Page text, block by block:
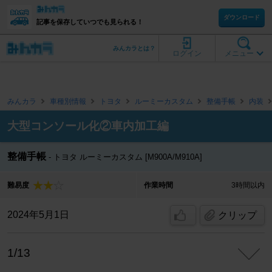
記事を保存していつでも見られる！
ダウンロード
メニュー
ログイン
みんカラとは？
みんカラ 車種別情報 トヨタ ルーミーカスタム 整備手帳 内装
大型コンソール化②車内加工編
整備手帳 トヨタ ルーミーカスタム [M900A/M910A]
難易度 作業時間 3時間以内
2024年5月1日 クリップ
1/13